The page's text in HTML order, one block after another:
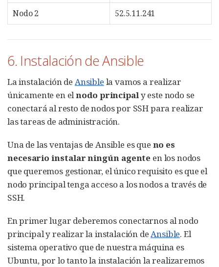
Nodo 2 52.5.11.241
6. Instalación de Ansible
La instalación de Ansible la vamos a realizar
únicamente en elnodo principaly este nodo se
conectará al resto de nodos por SSH para realizar
las tareas de administración.
Una de las ventajas de Ansible es que no es
necesario instalar ningún agente en los nodos
que queremos gestionar, el único requisito es que el
nodo principal tenga acceso a los nodos a través de
SSH.
En primer lugar deberemos conectarnos al nodo
principal y realizar la instalación deAnsible. El
sistema operativo que de nuestra máquina es
Ubuntu, por lo tanto la instalación la realizaremos